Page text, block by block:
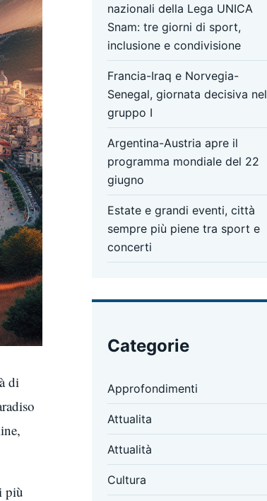
di
più
nazionali della Lega UNICA
Snam: tre giorni di sport,
inclusione e condivisione
Francia-Iraq e Norvegia-
Senegal, giornata decisiva nel
gruppo I
Argentina-Austria apre il
programma mondiale del 22
giugno
Estate e grandi eventi, città
sempre più piene tra sport e
concerti
Categorie
Approfondimenti
Attualita
Attualità
Cultura